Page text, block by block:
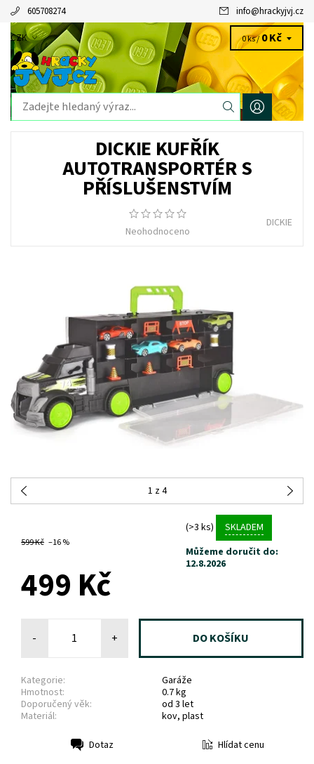
605708274 info@hrackyjvj.cz
CZK 0 ks /0 Kč
DICKIE KUFŘÍK
AUTOTRANSPORTÉR S
PŘÍSLUŠENSTVÍM
Neohodnoceno
DICKIE
1 z 4
599 Kč –16 %
(>3 ks)
SKLADEM
Můžeme doručit do:
12.8.2026
499 Kč
- +
Kategorie:
Garáže
Hmotnost:
0.7 kg
Doporučený věk:
od 3 let
Materiál:
kov, plast
Dotaz
Hlídat cenu